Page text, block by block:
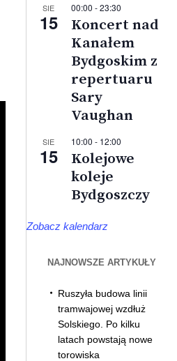
SIE
15
00:00 -23:30
Koncert nad
Kanałem
Bydgoskim z
repertuaru
Sary
Vaughan
SIE
15
10:00 - 12:00
Kolejowe
koleje
Bydgoszczy
Zobacz kalendarz
NAJNOWSZE ARTYKUŁY
Ruszyła budowa linii
tramwajowej wzdłuż
Solskiego. Po kilku
latach powstają nowe
torowiska